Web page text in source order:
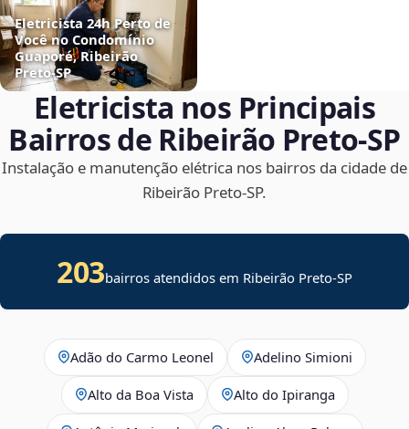
Eletricista 24h Perto de
Você no Condomínio
Guaporé, Ribeirão
Preto‑SP
Eletricista nos Principais
Bairros de Ribeirão Preto‑SP
Instalação e manutenção elétrica nos bairros da cidade de
Ribeirão Preto‑SP.
203bairros atendidos em Ribeirão Preto-SP
Adão do Carmo Leonel Adelino Simioni
Alto da Boa Vista Alto do Ipiranga